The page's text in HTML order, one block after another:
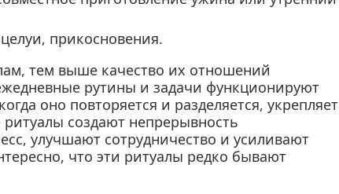
прикосновения.
тем выше качество их отношений
рутины и задачи функционируют
оно повторяется и разделяется, укрепляет
создают непрерывность
улучшают сотрудничество и усиливают
что эти ритуалы редко бывают